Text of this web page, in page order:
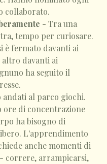
collaborato.
- Tra una
tempo per curiosare.
è fermato davanti ai
davanti ai
ha seguito il
andati al parco giochi.
ore di concentrazione
ha bisogno di
L'apprendimento
anche momenti di
correre, arrampicarsi,